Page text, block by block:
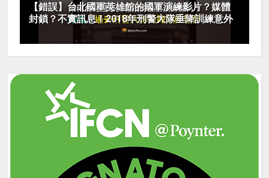
【錯誤】台北國軍英雄館的國軍演練影片？媒體
封鎖？不實訊息！2018年刑警大隊垂降訓練意外